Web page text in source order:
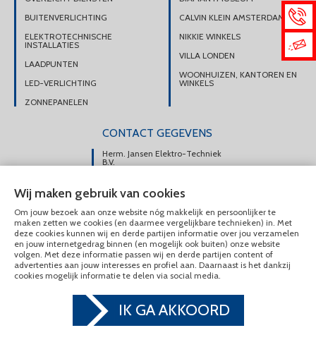
BUITENVERLICHTING
ELEKTROTECHNISCHE
INSTALLATIES
LAADPUNTEN
LED-VERLICHTING
ZONNEPANELEN
CALVIN KLEIN AMSTERDAM
NIKKIE WINKELS
VILLA LONDEN
WOONHUIZEN, KANTOREN EN
WINKELS
CONTACT GEGEVENS
Herm. Jansen Elektro-Techniek
B.V.
1046 AM Amsterdam
DIRECT CONTACT
OPNEMEN
020-6175225
MAIL ONS
© Herm. Jansen Elektro-Techniek B.V. 2020 - 2026
Wij maken gebruik van cookies
Om jouw bezoek aan onze website nóg makkelijk en persoonlijker te
maken zetten we cookies (en daarmee vergelijkbare technieken) in. Met
deze cookies kunnen wij en derde partijen informatie over jou verzamelen
en jouw internetgedrag binnen (en mogelijk ook buiten) onze website
volgen. Met deze informatie passen wij en derde partijen content of
advertenties aan jouw interesses en profiel aan. Daarnaast is het dankzij
cookies mogelijk informatie te delen via social media.
IK GA AKKOORD